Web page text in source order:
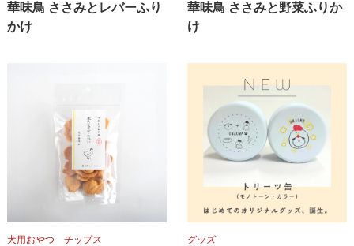
華味鳥 ささみとレバーふり
かけ
華味鳥 ささみと野菜ふりか
け
犬用おやつ チップス グッズ